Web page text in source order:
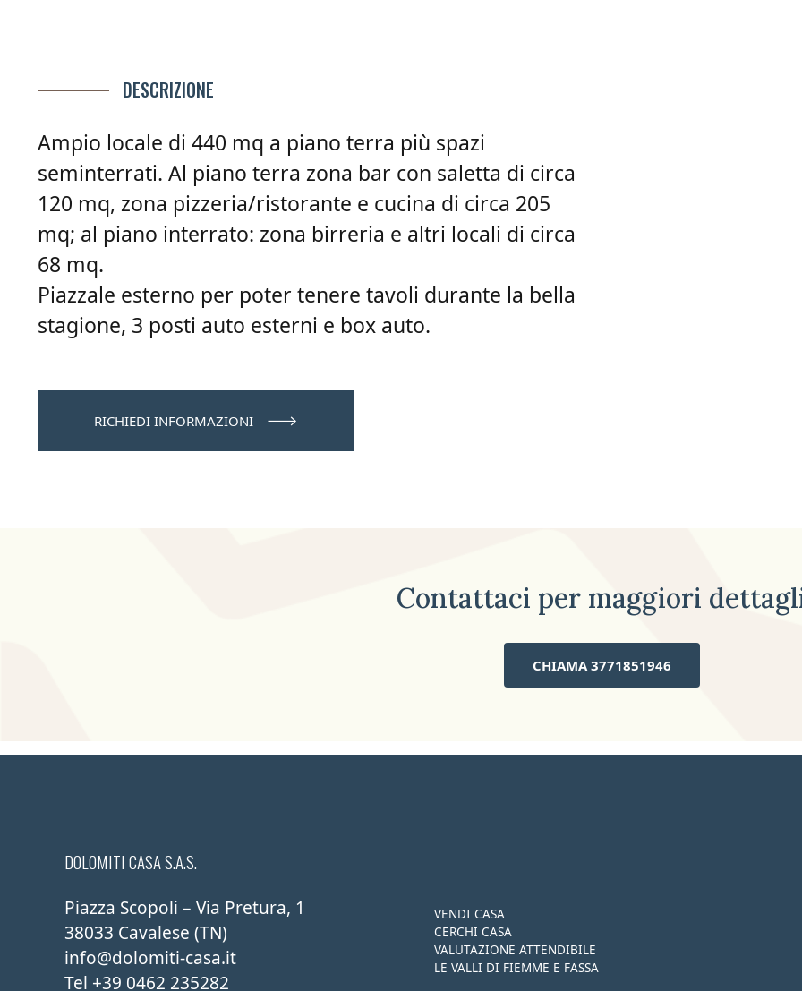
DESCRIZIONE
Ampio locale di 440 mq a piano terra più spazi
seminterrati. Al piano terra zona bar con saletta di circa
120 mq, zona pizzeria/ristorante e cucina di circa 205
mq; al piano interrato: zona birreria e altri locali di circa
68 mq.
Piazzale esterno per poter tenere tavoli durante la bella
stagione, 3 posti auto esterni e box auto.
RICHIEDI INFORMAZIONI
Contattaci per maggiori
CHIAMA 3771851946
DOLOMITI CASA S.A.S.
Piazza Scopoli – Via Pretura, 1
38033 Cavalese (TN)
info@dolomiti-casa.it
Tel +39 0462 235282
VENDI CASA
CERCHI CASA
VALUTAZIONE ATTENDIBILE
LE VALLI DI FIEMME E FASSA